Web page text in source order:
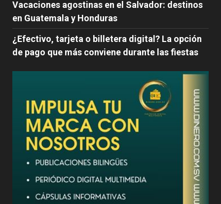
Vacaciones agostinas en el Salvador: destinos
en Guatemala y Honduras
¿Efectivo, tarjeta o billetera digital? La opción
de pago que más conviene durante las fiestas